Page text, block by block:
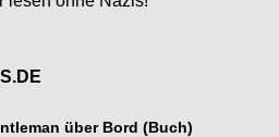
über Bord (Buch)